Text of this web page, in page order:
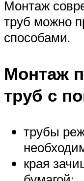
Монтаж
труб можно
способами.
Монтаж
труб с
трубы
края